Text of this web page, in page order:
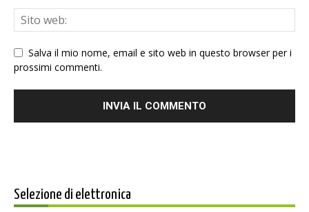
Salva il mio nome, email e sito web in questo browser per i
prossimi commenti.
Selezione di elettronica